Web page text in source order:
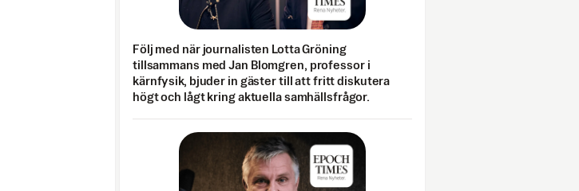
Följ med när journalisten Lotta Gröning
tillsammans med Jan Blomgren, professor i
kärnfysik, bjuder in gäster till att fritt diskutera
högt och lågt kring aktuella samhällsfrågor.